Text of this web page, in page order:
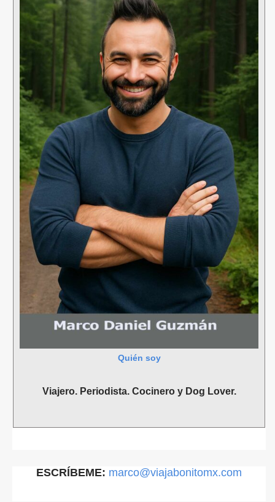
Quién soy
Viajero. Periodista. Cocinero y Dog Lover.
ESCRÍBEME: marco@viajabonitomx.com